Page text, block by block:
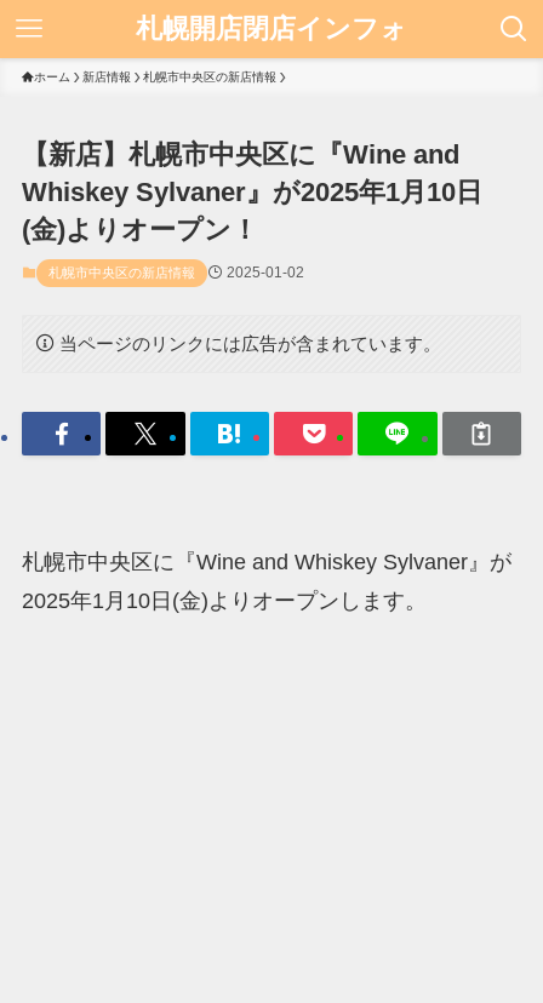
札幌開店閉店インフォ
ホーム 新店情報 札幌市中央区の新店情報
【新店】札幌市中央区に『Wine and
Whiskey Sylvaner』が2025年1月10日
(金)よりオープン！
札幌市中央区の新店情報 2025-01-02
当ページのリンクには広告が含まれています。
札幌市中央区に『Wine and Whiskey Sylvaner』が
2025年1月10日(金)よりオープンします。